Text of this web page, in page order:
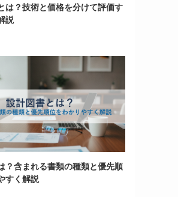
は？技術と価格を分けて評価す
説
？含まれる書類の種類と優先順
すく解説